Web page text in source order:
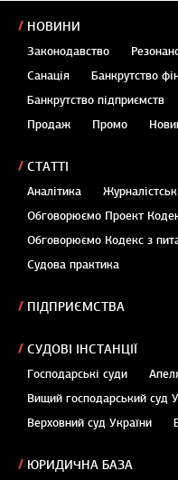
НОВИНИ
Законодавство
Санація
Банкрутство
Банкрутство підприємств
Продаж
Промо
СТАТТІ
Аналітика
Обговорюємо Проект
Обговорюємо Кодекс з
Судова практика
ПІДПРИЄМСТВА
СУДОВІ ІНСТАНЦІЇ
Господарські суди
Вищий господарський суд
Верховний суд України
ЮРИДИЧНА БАЗА